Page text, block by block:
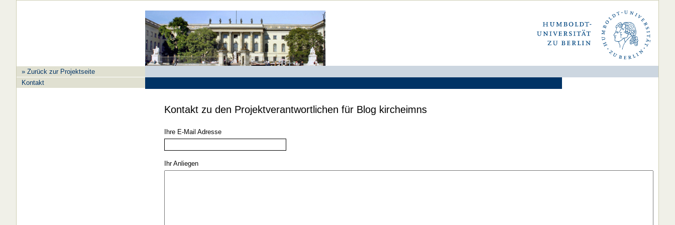
» Zurück zur Projektseite
Kontakt
Kontakt zu den Projektverantwortlichen für Blog kircheimns
Ihre E-Mail Adresse
Ihr Anliegen